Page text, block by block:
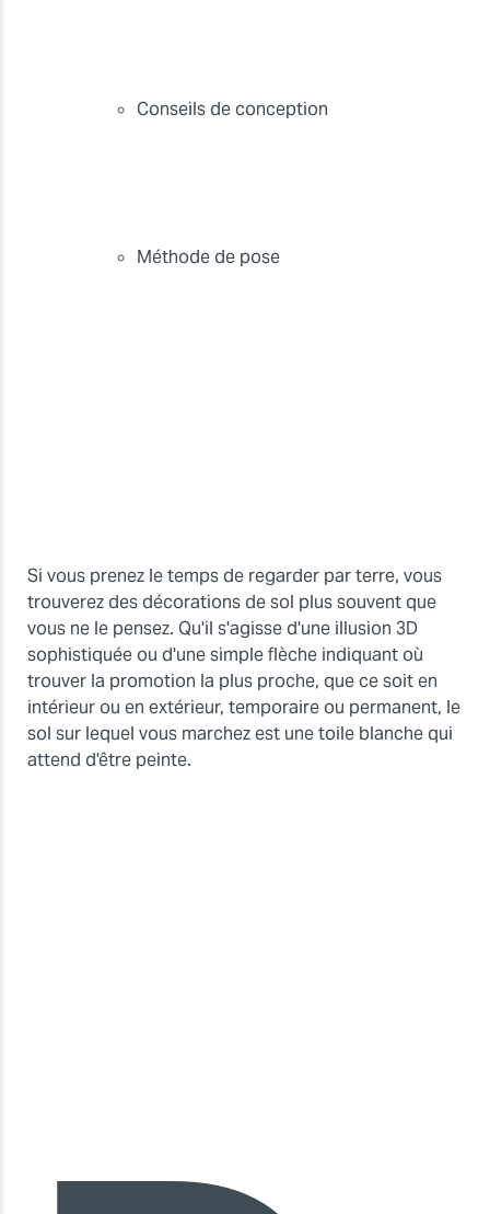
Conseils de conception
Méthode de pose
Si vous prenez le temps de regarder par terre, vous
trouverez des décorations de sol plus souvent que
vous ne le pensez. Qu'il s'agisse d'une illusion 3D
sophistiquée ou d'une simple flèche indiquant où
trouver la promotion la plus proche, que ce soit en
intérieur ou en extérieur, temporaire ou permanent, le
sol sur lequel vous marchez est une toile blanche qui
attend d'être peinte.